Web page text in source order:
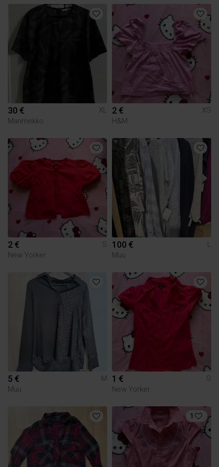
30 €
XL
Marimekko
2 €
XS
H&M
2 €
S
New Yorker
100 €
L
Muu
5 €
M
Muu
1 €
S
New Yorker
1